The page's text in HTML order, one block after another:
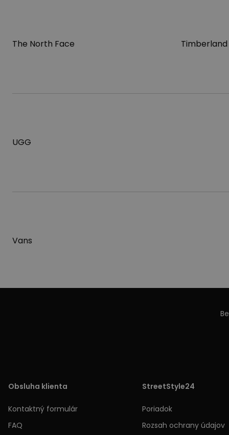
The North Face Timberland
UGG
Vans
Obsluha klienta
Kontaktný formulár
FAQ
StreetStyle24
Poriadok
Rozsah ochrany údajov